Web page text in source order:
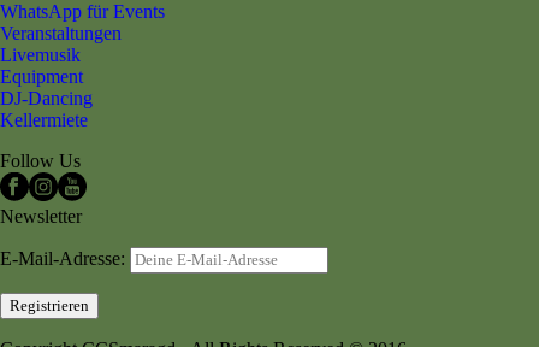
WhatsApp für Events
Veranstaltungen
Livemusik
Equipment
DJ-Dancing
Kellermiete
Follow Us
Newsletter
E-Mail-Adresse: